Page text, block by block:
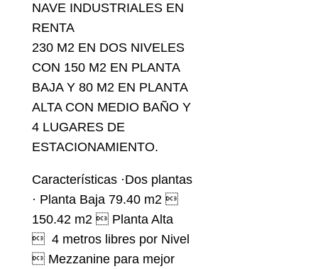
NAVE INDUSTRIALES EN
RENTA
230 M2 EN DOS NIVELES
CON 150 M2 EN PLANTA
BAJA Y 80 M2 EN PLANTA
ALTA CON MEDIO BAÑO Y
4 LUGARES DE
ESTACIONAMIENTO.
Características ·Dos plantas
· Planta Baja 79.40 m2 
150.42 m2  Planta Alta
 4 metros libres por Nivel
 Mezzanine para mejor